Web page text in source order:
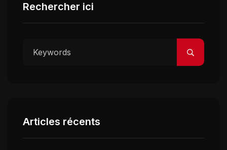
Rechercher ici
Articles récents